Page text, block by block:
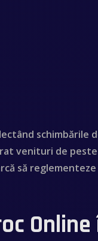
schimbările
venituri de peste
să
Online